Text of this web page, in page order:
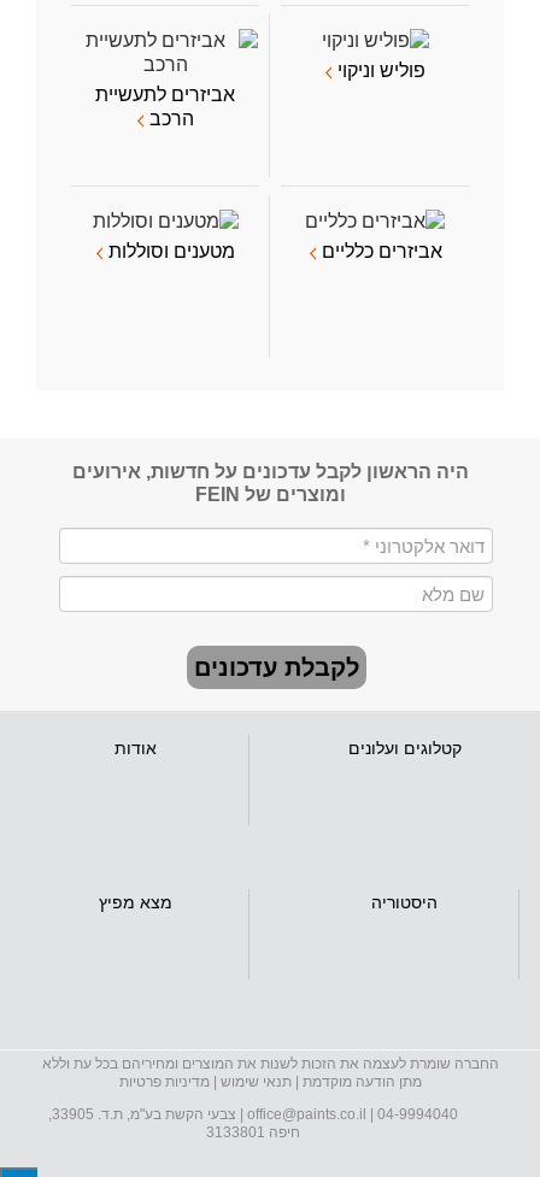
פוליש וניקוי
אביזרים לתעשיית
הרכב
אביזרים כלליים מטענים וסוללות
היה הראשון לקבל עדכונים על חדשות, אירועים
ומוצרים של FEIN
לקבלת עדכונים
קטלוגים ועלונים אודות
היסטוריה מצא מפיץ
החברה שומרת לעצמה את הזכות לשנות את המוצרים ומחיריהם בכל עת וללא
מתן הודעה מוקדמת |תנאי שימוש |מדיניות פרטיות
04-9994040
|
office@paints.co.il
| צבעי הקשת בע"מ, ת.ד. 33905,
חיפה 3133801